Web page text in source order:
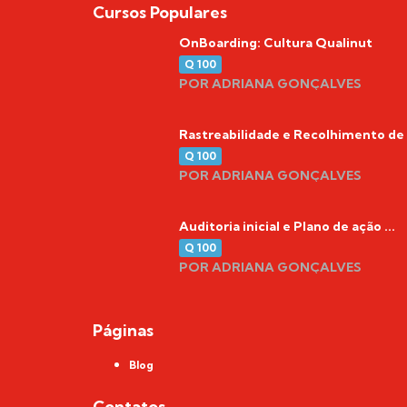
Cursos Populares
OnBoarding: Cultura Qualinut
Q 100
POR ADRIANA GONÇALVES
Rastreabilidade e Recolhimento de
Q 100
POR ADRIANA GONÇALVES
Auditoria inicial e Plano de ação ...
Q 100
POR ADRIANA GONÇALVES
Páginas
Blog